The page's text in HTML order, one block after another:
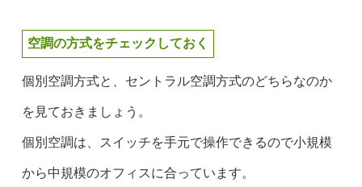
空調の方式をチェックしておく
個別空調方式と、セントラル空調方式のどちらなのか
を見ておきましょう。
個別空調は、スイッチを手元で操作できるので小規模
から中規模のオフィスに合っています。